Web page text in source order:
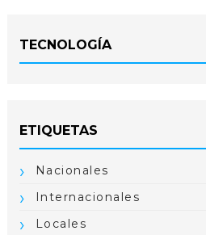
TECNOLOGÍA
ETIQUETAS
Nacionales
Internacionales
Locales